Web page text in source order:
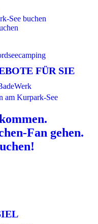
See buchen
FÜR SIE
Fan gehen.